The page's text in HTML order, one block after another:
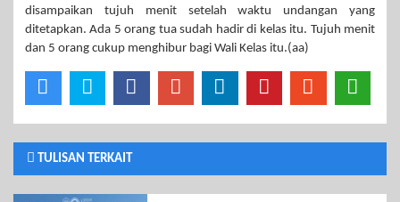
disampaikan tujuh menit setelah waktu undangan yang
ditetapkan. Ada 5 orang tua sudah hadir di kelas itu. Tujuh menit
dan 5 orang cukup menghibur bagi Wali Kelas itu.(aa)
TULISAN TERKAIT